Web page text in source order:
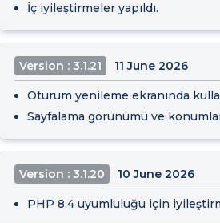
İç iyileştirmeler yapıldı.
Version : 3.1.21 11 June 2026
Oturum yenileme ekranında
Sayfalama görünümü ve
Version : 3.1.20 10 June 2026
PHP 8.4 uyumluluğu için